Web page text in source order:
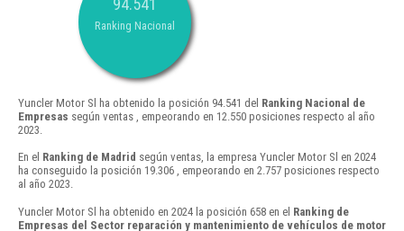
94.541
Ranking Nacional
Yuncler Motor Sl ha obtenido la posición 94.541 del Ranking Nacional de
Empresas según ventas , empeorando en 12.550 posiciones respecto al año
2023.
En el Ranking de Madrid según ventas, la empresa Yuncler Motor Sl en 2024
ha conseguido la posición 19.306 , empeorando en 2.757 posiciones respecto
al año 2023.
Yuncler Motor Sl ha obtenido en 2024 la posición 658 en el Ranking de
Empresas del Sector reparación y mantenimiento de vehículos de motor